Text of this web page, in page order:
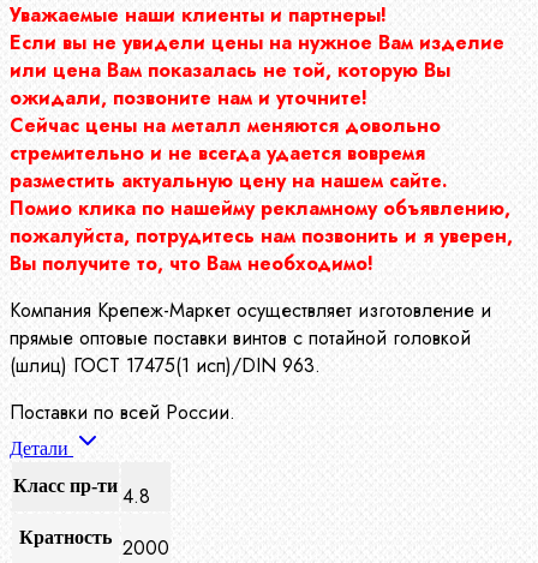
Уважаемые наши клиенты и партнеры!
Если вы не увидели цены на нужное Вам изделие
или цена Вам показалась не той, которую Вы
ожидали, позвоните нам и уточните!
Сейчас цены на металл меняются довольно
стремительно и не всегда удается вовремя
разместить актуальную цену на нашем сайте.
Помио клика по нашейму рекламному объявлению,
пожалуйста, потрудитесь нам позвонить и я уверен,
Вы получите то, что Вам необходимо!
Компания Крепеж-Маркет осуществляет изготовление и
прямые оптовые поставки винтов с потайной головкой
(шлиц) ГОСТ 17475(1 исп)/DIN 963.
Поставки по всей России.
Детали
Класс пр-ти 4.8
Кратность 2000